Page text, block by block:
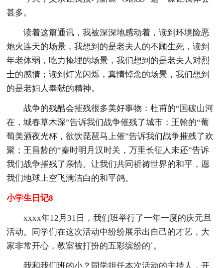
甚多。
读着这篇通讯，我被深深地感动着，读到环境险恶
炮火连天的场景，我想到的是老夫人的不顾生死，读到
年老体弱，吃力掩埋的场景，我们想到的是老夫人对烈
士的感情；读到灯光闪烁，真情悼念的场景，我们想到
的是老妇人奉献的精神。
战争的残酷会摧残很多美好事物：杜甫的“国破山河
在，城春草木深”告诉我们战争催残了城市；王翰的“葡
萄美酒夜光杯，欲饮琵琶马上催”告诉我们战争摧残了欢
聚；王昌龄的“秦时明月汉时关，万里长征人未还”告诉
我们战争摧残了亲情。让我们共同祈祷世界的和平，愿
我们地球上空飞满洁白的和平鸽。
小学生日记8
xxxx年12月31日，我们班举行了一年一度的庆元旦
活动。同学们在这次活动中纷纷展示出自己的才艺，大
家非常开心，教室被打扮的五彩缤纷的`。
我和我们班的小？同学担任本次活动的主持人，开